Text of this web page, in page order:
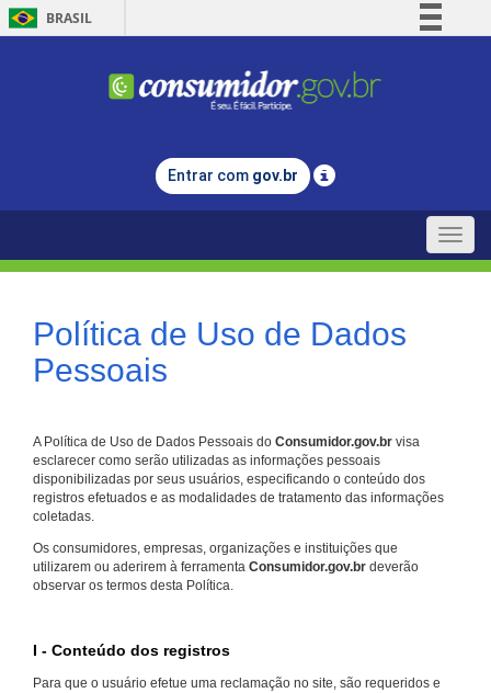
BRASIL
Comunica BR
Legislação
Entrar com gov.br
Toggle
Política de Uso de Dados
Pessoais
A Política de Uso de Dados Pessoais do Consumidor.gov.br visa
esclarecer como serão utilizadas as informações pessoais
disponibilizadas por seus usuários, especificando o conteúdo dos
registros efetuados e as modalidades de tratamento das informações
coletadas.
Os consumidores, empresas, organizações e instituições que
utilizarem ou aderirem à ferramenta Consumidor.gov.br deverão
observar os termos desta Política.
I - Conteúdo dos registros
Para que o usuário efetue uma reclamação no site, são requeridos e